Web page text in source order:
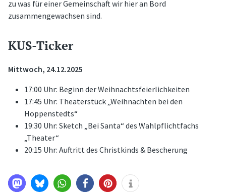
zu was für einer Gemeinschaft wir hier an Bord
zusammengewachsen sind.
KUS-Ticker
Mittwoch, 24.12.2025
17:00 Uhr: Beginn der Weihnachtsfeierlichkeiten
17:45 Uhr: Theaterstück „Weihnachten bei den
Hoppenstedts“
19:30 Uhr: Sketch „Bei Santa“ des Wahlpflichtfachs
„Theater“
20:15 Uhr: Auftritt des Christkinds & Bescherung